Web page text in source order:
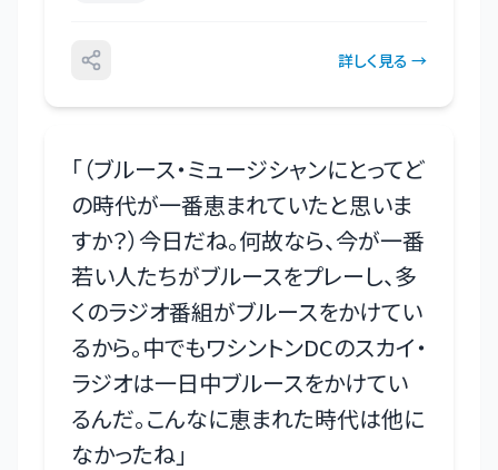
詳しく見る →
「（ブルース・ミュージシャンにとってど
の時代が一番恵まれていたと思いま
すか？）今日だね。何故なら、今が一番
若い人たちがブルースをプレーし、多
くのラジオ番組がブルースをかけてい
るから。中でもワシントンDCのスカイ・
ラジオは一日中ブルースをかけてい
るんだ。こんなに恵まれた時代は他に
なかったね」